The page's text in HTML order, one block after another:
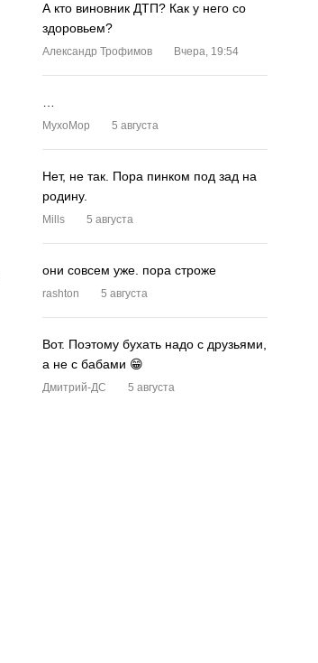
А кто виновник ДТП? Как у него со
здоровьем?
Александр Трофимов Вчера, 19:54
MyxoMop 5 августа
Нет, не так. Пора пинком под зад на
родину.
Mills 5 августа
они совсем уже. пора строже
rashton 5 августа
Вот. Поэтому бухать надо с друзьями,
а не с бабами 😁
Дмитрий-ДС 5 августа